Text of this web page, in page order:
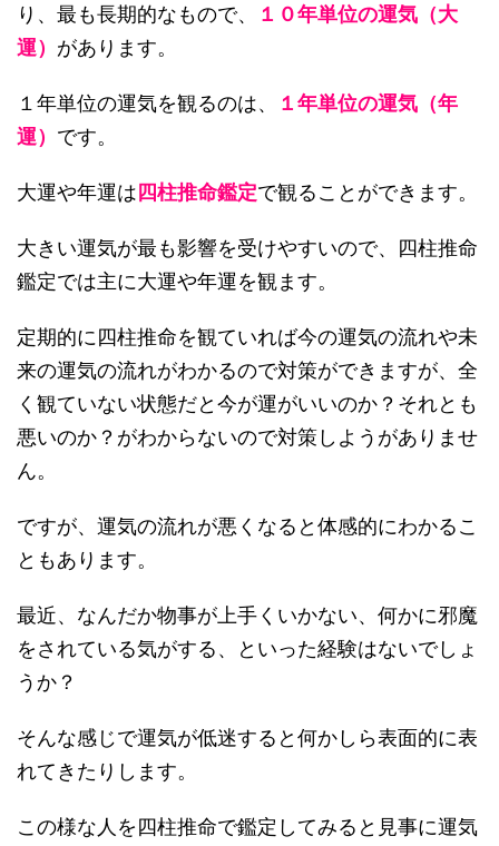
り、最も長期的なもので、
１０年単位の運気（大
運） があります。
１年単位の運気を観るのは、
１年単位の運気（年
運） です。
大運や年運は四柱推命鑑定で観ることができます。
大きい運気が最も影響を受けやすいので、四柱推命
鑑定では主に大運や年運を観ます。
定期的に四柱推命を観ていれば今の運気の流れや未
来の運気の流れがわかるので対策ができますが、全
く観ていない状態だと今が運がいいのか？それとも
悪いのか？がわからないので対策しようがありませ
ん。
ですが、運気の流れが悪くなると体感的にわかるこ
ともあります。
最近、なんだか物事が上手くいかない、何かに邪魔
をされている気がする、といった経験はないでしょ
うか？
そんな感じで運気が低迷すると何かしら表面的に表
れてきたりします。
この様な人を四柱推命で鑑定してみると見事に運気